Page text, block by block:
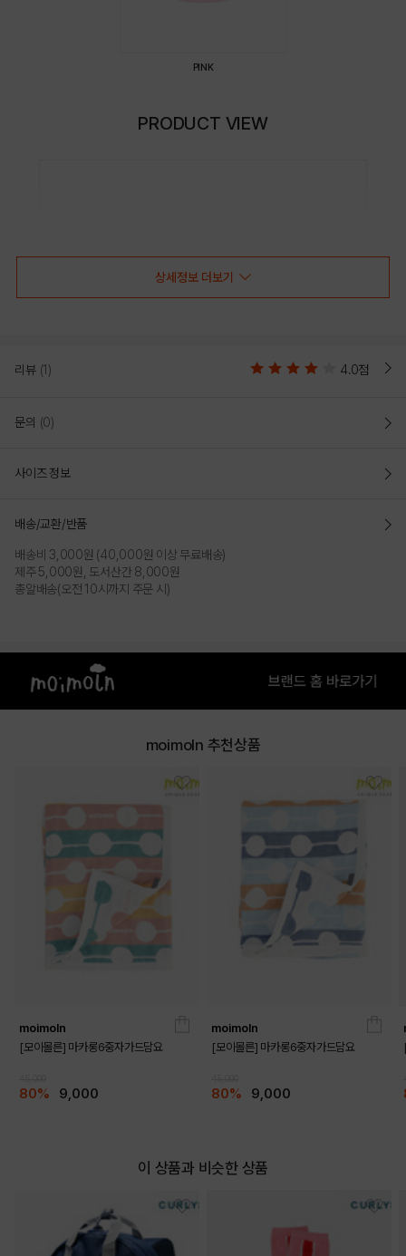
PINK
PRODUCT VIEW
상세정보 더보기
리뷰 (1) 4.0점
문의 (0)
사이즈 정보
배송/교환/반품
배송비 3,000원 (40,000원 이상 무료배송)
제주 5,000원, 도서산간 8,000원
총알배송(오전 10시까지 주문 시)
moimoln 추천상품
moimoln
[모이몰른] 마카롱6중자가드담요
80% 9,000
moimoln
[모이몰른] 마카롱6중자가드담요
80% 9,000
이 상품과 비슷한 상품